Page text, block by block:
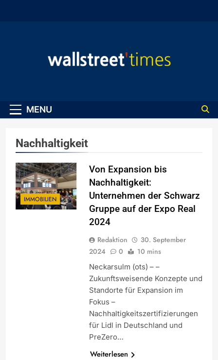
MENU
Nachhaltigkeit
IMMOBILIEN
Von Expansion bis
Nachhaltigkeit:
Unternehmen der Schwarz
Gruppe auf der Expo Real
2024
Redaktion
30. September
2024
0 10 mins
Neckarsulm (ots) – –
Zukunftsweisende Konzepte und
Standorte für Expansion im
Fokus –
Nachhaltigkeitszertifizierungen
für Lidl in Deutschland und
PreZero…
Weiterlesen